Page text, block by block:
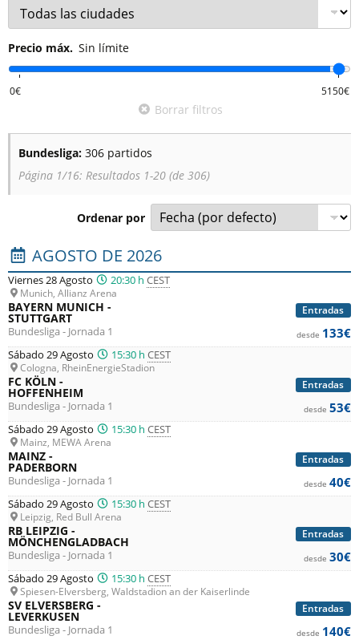
Precio máx. Sin límite
Borrar filtros
Bundesliga: 306 partidos
Página 1/16: Resultados 1-20 (de 306)
Ordenar por
Lista de los próximos partidos : Bundesliga. Columna 1 :
AGOSTO DE 2026
Viernes 28 Agosto 20:30 hCEST
Munich, Allianz Arena
Entradas
BAYERN MUNICH -
STUTTGART
Bundesliga - Jornada 1 desde 133€
Sábado 29 Agosto 15:30 hCEST
Cologna, RheinEnergieStadion
Entradas
FC KÖLN -
HOFFENHEIM
Bundesliga - Jornada 1 desde 53€
Sábado 29 Agosto 15:30 hCEST
Mainz, MEWA Arena
Entradas
MAINZ -
PADERBORN
Bundesliga - Jornada 1 desde 40€
Sábado 29 Agosto 15:30 hCEST
Leipzig, Red Bull Arena
Entradas
RB LEIPZIG -
MÖNCHENGLADBACH
Bundesliga - Jornada 1 desde 30€
Sábado 29 Agosto 15:30 hCEST
Spiesen-Elversberg, Waldstadion an der Kaiserlinde
Entradas
SV ELVERSBERG -
LEVERKUSEN
Bundesliga - Jornada 1 desde 140€